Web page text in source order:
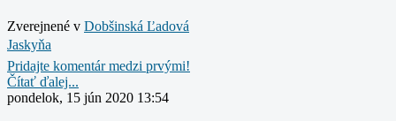
Zverejnené v Dobšinská Ľadová
Jaskyňa
Pridajte komentár medzi prvými!
Čítať ďalej...
pondelok, 15 jún 2020 13:54